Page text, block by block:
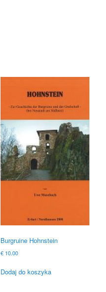
Burgruine Hohnstein
€10.00
Dodaj do koszyka